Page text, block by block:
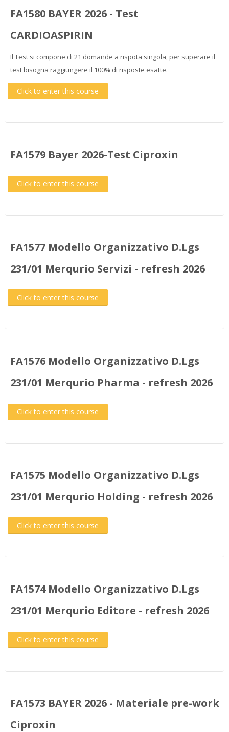
FA1580 BAYER 2026 - Test
CARDIOASPIRIN
Il Test si compone di 21 domande a rispota singola, per superare il
test bisogna raggiungere il 100% di risposte esatte.
Click to enter this course
FA1579 Bayer 2026-Test Ciproxin
Click to enter this course
FA1577 Modello Organizzativo D.Lgs
231/01 Merqurio Servizi - refresh 2026
Click to enter this course
FA1576 Modello Organizzativo D.Lgs
231/01 Merqurio Pharma - refresh 2026
Click to enter this course
FA1575 Modello Organizzativo D.Lgs
231/01 Merqurio Holding - refresh 2026
Click to enter this course
FA1574 Modello Organizzativo D.Lgs
231/01 Merqurio Editore - refresh 2026
Click to enter this course
FA1573 BAYER 2026 - Materiale pre-work
Ciproxin